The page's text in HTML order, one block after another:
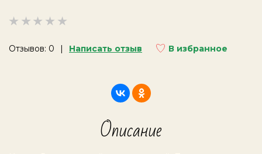
Отзывов: 0 Написать отзыв В избранное
Описание